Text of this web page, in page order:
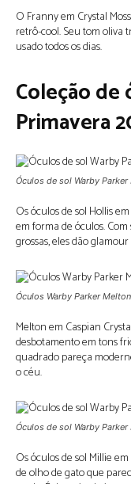
O Franny em Crystal
retrô-cool. Seu tom oliva
usado todos os dias.
Coleção de
Primavera
Óculos de sol Warby
Os óculos de sol Hollis
em forma de óculos.
grossas, eles dão
Óculos Warby Parker
Melton em Caspian
desbotamento em tons
quadrado pareça
o céu.
Óculos de sol Warby
Os óculos de sol Millie
de olho de gato que